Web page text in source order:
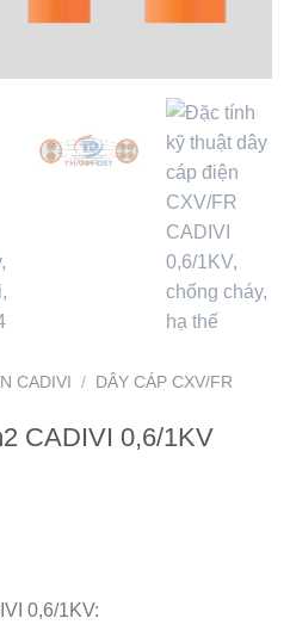
CADIVI /
DÂY CÁP CXV/FR
CADIVI 0,6/1KV
0,6/1KV: